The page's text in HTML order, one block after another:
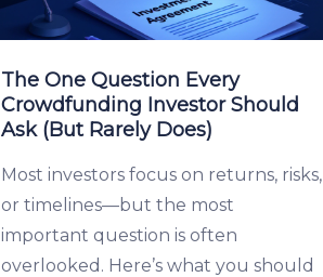
The One Question Every
Crowdfunding Investor Should
Ask (But Rarely Does)
Most investors focus on returns, risks,
or timelines—but the most
important question is often
overlooked. Here’s what you should